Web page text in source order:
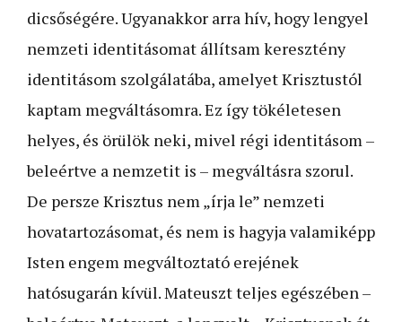
dicsőségére. Ugyanakkor arra hív, hogy lengyel
nemzeti identitásomat állítsam keresztény
identitásom szolgálatába, amelyet Krisztustól
kaptam megváltásomra. Ez így tökéletesen
helyes, és örülök neki, mivel régi identitásom –
beleértve a nemzetit is – megváltásra szorul.
De persze Krisztus nem „írja le” nemzeti
hovatartozásomat, és nem is hagyja valamiképp
Isten engem megváltoztató erejének
hatósugarán kívül. Mateuszt teljes egészében –